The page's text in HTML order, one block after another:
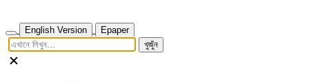
English Version
Epaper
খুজুঁন